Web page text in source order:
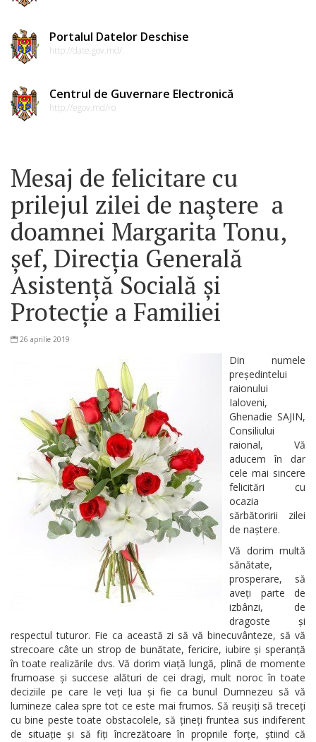
Portalul Datelor Deschise
http://date.gov.md/
Centrul de Guvernare Electronică
http://egov.md/ro
Mesaj de felicitare cu
prilejul zilei de naştere a
doamnei Margarita Tonu,
șef, Direcția Generală
Asistență Socială și
Protecție a Familiei
26 aprilie 2019
Din numele
președintelui
raionului
Ialoveni,
Ghenadie SAJIN,
Consiliului
raional, Vă
aducem în dar
cele mai sincere
felicitări cu
ocazia
sărbătoririi zilei
de naștere.
Vă dorim multă
sănătate,
prosperare, să
aveți parte de
izbânzi, de
dragoste și
respectul tuturor. Fie ca această zi să vă binecuvânteze, să vă
strecoare câte un strop de bunătate, fericire, iubire și speranță
în toate realizările dvs. Vă dorim viață lungă, plină de momente
frumoase și succese alături de cei dragi, mult noroc în toate
deciziile pe care le veți lua și fie ca bunul Dumnezeu să vă
lumineze calea spre tot ce este mai frumos. Să reușiți să treceți
cu bine peste toate obstacolele, să țineți fruntea sus indiferent
de situație și să fiți încrezătoare în propriile forțe, știind că